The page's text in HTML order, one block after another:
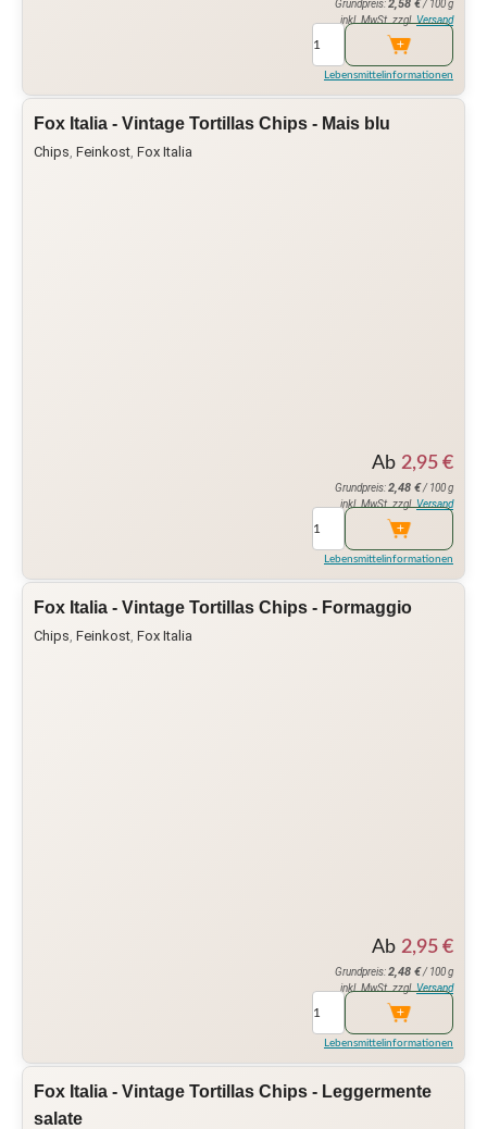
Grundpreis:2,58 €/ 100 g
inkl. MwSt. zzgl. Versand
Lebensmittelinformationen
Fox Italia - Vintage Tortillas Chips - Mais blu
Chips, Feinkost, Fox Italia
Ab 2,95 €
Grundpreis:2,48 €/ 100 g
inkl. MwSt. zzgl. Versand
Lebensmittelinformationen
Fox Italia - Vintage Tortillas Chips - Formaggio
Chips, Feinkost, Fox Italia
Ab 2,95 €
Grundpreis:2,48 €/ 100 g
inkl. MwSt. zzgl. Versand
Lebensmittelinformationen
Fox Italia - Vintage Tortillas Chips - Leggermente
salate